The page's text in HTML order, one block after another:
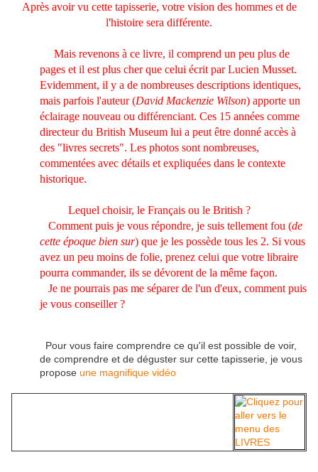
Après avoir vu cette tapisserie, votre vision des hommes et de
l'histoire sera différente.
Mais revenons à ce livre, il comprend un peu plus de
pages et il est plus cher que celui écrit par Lucien Musset.
Evidemment, il y a de nombreuses descriptions identiques,
mais parfois l'auteur (David Mackenzie Wilson) apporte un
éclairage nouveau ou différenciant. Ces 15 années comme
directeur du British Museum lui a peut être donné accès à
des "livres secrets". Les photos sont nombreuses,
commentées avec détails et expliquées dans le contexte
historique.
Lequel choisir, le Français ou le British ?
Comment puis je vous répondre, je suis tellement fou (de
cette époque bien sur) que je les possède tous les 2. Si vous
avez un peu moins de folie, prenez celui que votre libraire
pourra commander, ils se dévorent de la même façon.
Je ne pourrais pas me séparer de l'un d'eux, comment puis
je vous conseiller ?
Pour vous faire comprendre ce qu'il est possible de voir,
de comprendre et de déguster sur cette tapisserie, je vous
propose une magnifique vidéo